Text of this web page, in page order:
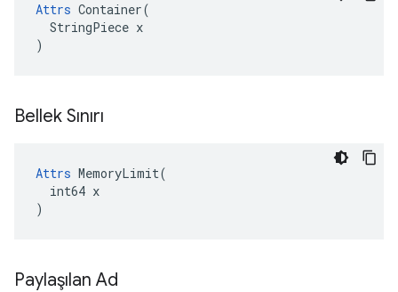
Attrs Container(
  StringPiece x
)
Bellek Sınırı
Attrs MemoryLimit(
  int64 x
)
Paylaşılan Ad